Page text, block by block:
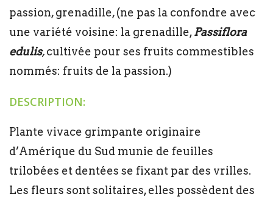
passion, grenadille, (ne pas la confondre avec
une variété voisine: la grenadille,Passiflora
edulis,cultivée pour ses fruits commestibles
nommés: fruits de la passion.)
DESCRIPTION:
Plante vivace grimpante originaire
d’Amérique du Sud munie de feuilles
trilobées et dentées se fixant par des vrilles.
Les fleurs sont solitaires, elles possèdent des